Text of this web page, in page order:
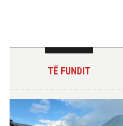
TË FUNDIT